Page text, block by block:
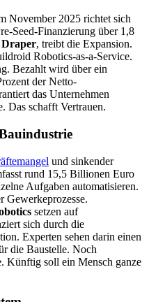
November 2025 richtet sich
Seed-Finanzierung über 1,8
, treibt die Expansion.
Robotics-as-a-Service.
Bezahlt wird über ein
der Netto-
das Unternehmen
Das schafft Vertrauen.
und sinkender
rund 15,5 Billionen Euro
Aufgaben automatisieren.
Gewerkeprozesse.
setzen auf
sich durch die
Experten sehen darin einen
die Baustelle. Noch
Künftig soll ein Mensch ganze